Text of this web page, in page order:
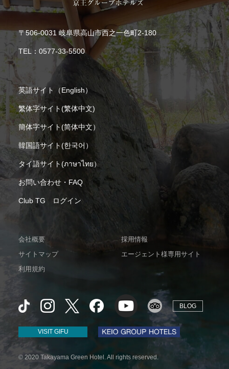
〒506-0031 岐阜県高山市西之一色町2-180
TEL： 0577-33-5500
英語サイト（English）
繁体字サイト(繁体中文)
簡体字サイト(简体中文）
韓国語サイト(한국어）
タイ語サイト(ภาษาไทย）
お問い合わせ・FAQ
Club TG ログイン
会社概要
採用情報
サイトマップ
エージェント様専用サイト
利用規約
BLOG
VISIT GIFU
© 2020 Takayama Green Hotel. All rights reserved.